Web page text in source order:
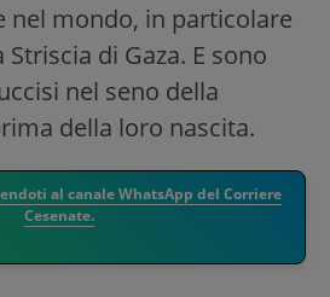
nel mondo, in particolare
di Gaza. E sono
nel seno della
della loro nascita.
al canale WhatsApp del Corriere
Cesenate.